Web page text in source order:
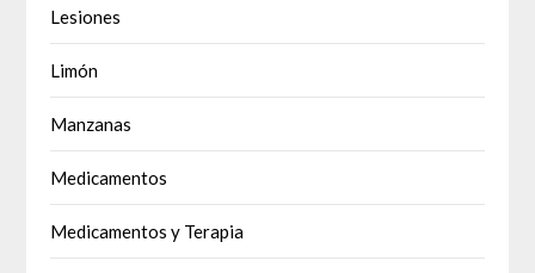
Lesiones
Limón
Manzanas
Medicamentos
Medicamentos y Terapia